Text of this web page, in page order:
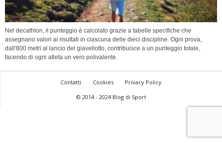
Nel decathlon, il punteggio è calcolato grazie a tabelle specifiche che
assegnano valori ai risultati in ciascuna delle dieci discipline. Ogni prova,
dall'800 metri al lancio del giavellotto, contribuisce a un punteggio totale,
facendo di ogni atleta un vero polivalente.
Contatti Cookies
Privacy Policy
© 2014 - 2024 Blog di Sport